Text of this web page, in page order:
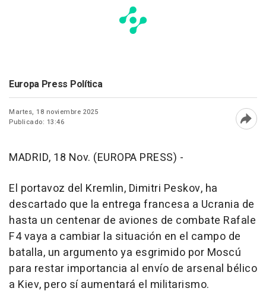
Europa Press Política
Martes, 18 noviembre 2025
Publicado: 13:46
MADRID, 18 Nov. (EUROPA PRESS) -
El portavoz del Kremlin, Dimitri Peskov, ha
descartado que la entrega francesa a Ucrania de
hasta un centenar de aviones de combate Rafale
F4 vaya a cambiar la situación en el campo de
batalla, un argumento ya esgrimido por Moscú
para restar importancia al envío de arsenal bélico
a Kiev, pero sí aumentará el militarismo.